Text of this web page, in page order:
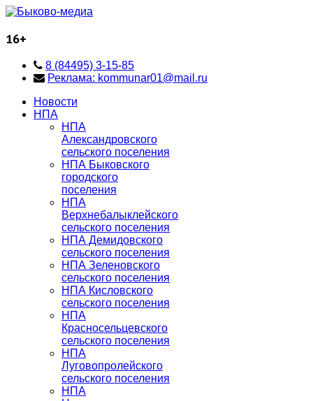
16+
8 (84495) 3-15-85
Реклама: kommunar01@mail.ru
Новости
НПА
НПА
Александровского
сельского поселения
НПА Быковского
городского
поселения
НПА
Верхнебалыклейского
сельского поселения
НПА Демидовского
сельского поселения
НПА Зеленовского
сельского поселения
НПА Кисловского
сельского поселения
НПА
Красносельцевского
сельского поселения
НПА
Луговопролейского
сельского поселения
НПА